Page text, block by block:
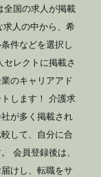
全国の求人が掲載
求人の中から、希
件などを選択し
レクトに掲載さ
のキャリアアド
します！ 介護求
が多く掲載され
して、自分に合
会員登録後は、
けし、転職をサ